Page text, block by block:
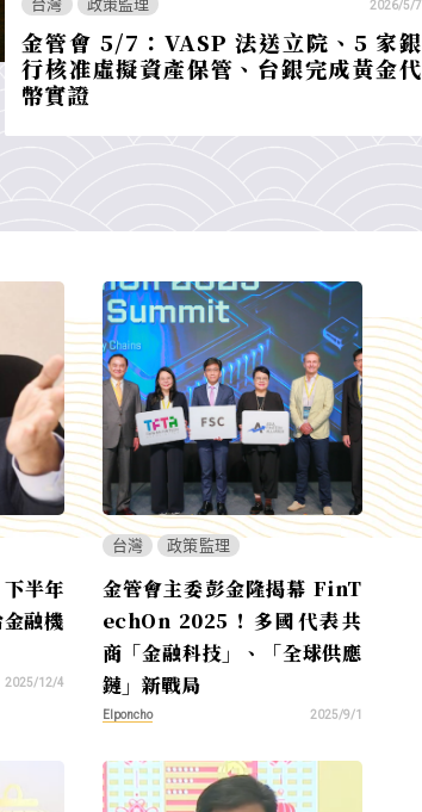
台灣 政策監理 2026/5/7
金管會 5/7：VASP 法送立院、5 家銀
行核准虛擬資產保管、台銀完成黃金代
幣實證
半年
融機
2025/12/4
台灣 政策監理
金管會主委彭金隆揭幕 FinT
echOn 2025！多國代表共
商「金融科技」、「全球供應
鏈」新戰局
Elponcho 2025/9/1